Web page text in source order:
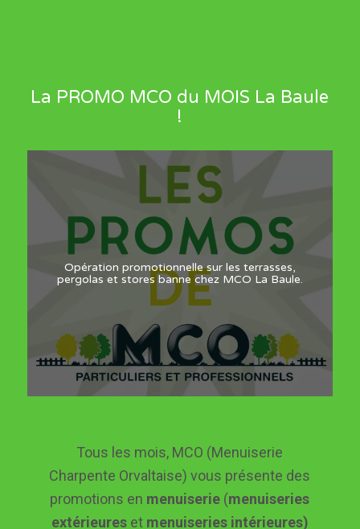
La PROMO MCO du MOIS La Baule
!
Opération promotionnelle sur les terrasses,
pergolas et stores banne chez MCO La Baule.
Tous les mois, MCO (Menuiserie
Charpente Orvaltaise) vous présente des
promotions en menuiserie (menuiseries
extérieureset menuiseries intérieures)